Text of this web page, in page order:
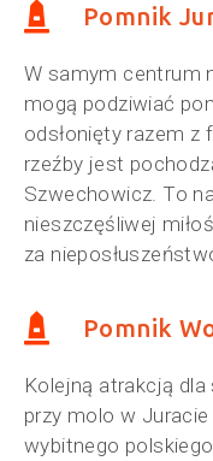
Pomnik
W samym centrum
mogą podziwiać
odsłonięty razem z
rzeźby jest
Szwechowicz. To
nieszczęśliwej
za
Pomnik
Kolejną atrakcją
przy molo w
wybitnego